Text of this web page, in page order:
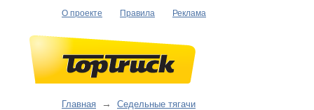
О проекте Правила Реклама
Главная → Седельные тягачи